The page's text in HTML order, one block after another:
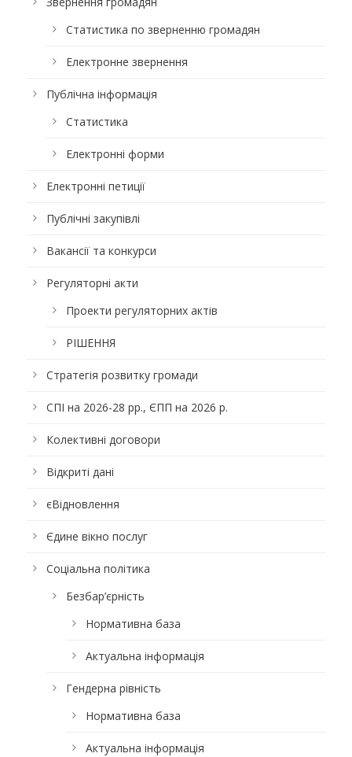
Статистика по зверненню громадян
Електронне звернення
Публічна інформація
Статистика
Електронні форми
Електронні петиції
Публічні закупівлі
Вакансії та конкурси
Регуляторні акти
Проекти регуляторних актів
РІШЕННЯ
Стратегія розвитку громади
СПІ на 2026-28 рр., ЄПП на 2026 р.
Колективні договори
Відкриті дані
єВідновлення
Єдине вікно послуг
Соціальна політика
Безбар’єрність
Нормативна база
Актуальна інформація
Гендерна рівність
Нормативна база
Актуальна інформація